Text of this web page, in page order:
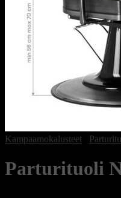
Kampaamokalusteet
Parturituoli